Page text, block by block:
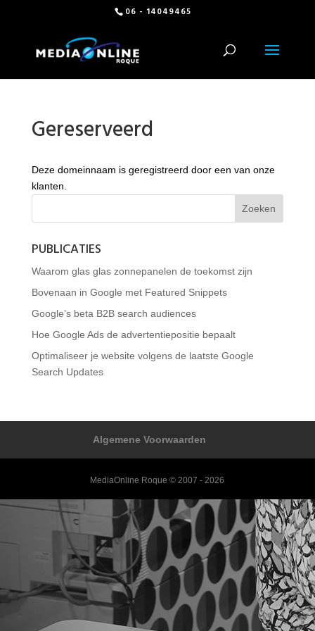
06 - 14049465
Gereserveerd
Deze domeinnaam is geregistreerd door een van onze
klanten.
PUBLICATIES
Waarom glas glas zonnepanelen de toekomst zijn
Bovenaan in Google met Featured Snippets
Google’s beta B2B search audiences
Hoe Google Ads de advertentiepositie bepaalt
Optimaliseer je website volgens de laatste Google
Search Updates
Algemene Voorwaarden
MediaOnline Roque © 2007 - 2026